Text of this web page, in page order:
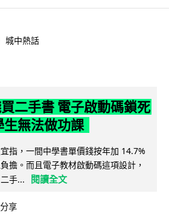
城中熱話
二手書 電子啟動碼鎖死
生無法做功課
指，一間中學書單價錢按年加 14.7%
擔。而且電子教材啟動碼這項設計，
手...
閱讀全文
分享